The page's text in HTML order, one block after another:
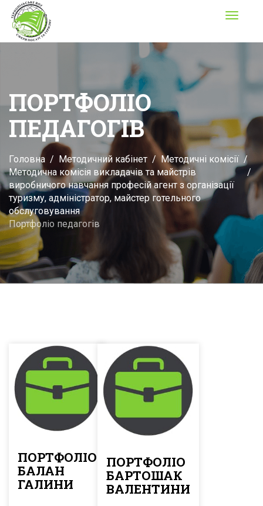
Toggle
ПОРТФОЛІО
ПЕДАГОГІВ
Головна Методичний кабінет
Методичні комісії
Методична комісія викладачів та майстрів
виробничого навчання професій агент з організації
туризму, адміністратор, майстер готельного
обслуговування
Портфоліо педагогів
ПОРТФОЛІО
БАЛАН
ГАЛИНИ
ПОРТФОЛІО
БАРТОШАК
ВАЛЕНТИНИ